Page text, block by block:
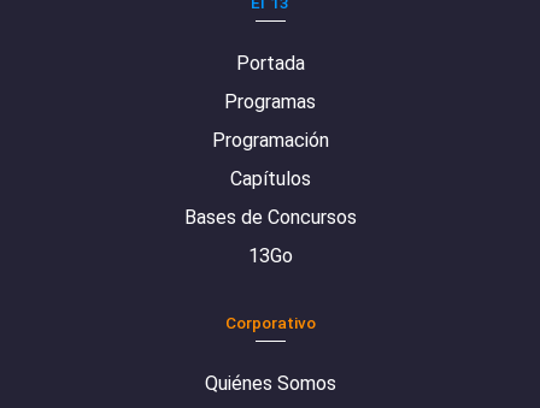
Portada
Programas
Programación
Capítulos
Bases de Concursos
13Go
Corporativo
Quiénes Somos